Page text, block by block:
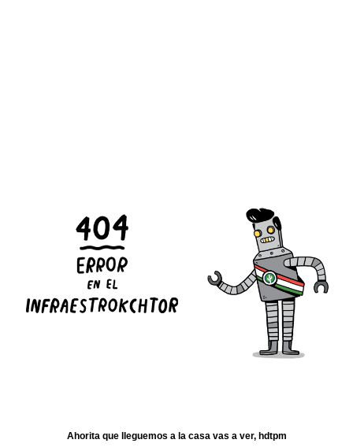
Ahorita que lleguemos a la casa vas a ver, hdtpm